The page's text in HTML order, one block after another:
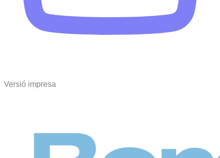
Versió impresa